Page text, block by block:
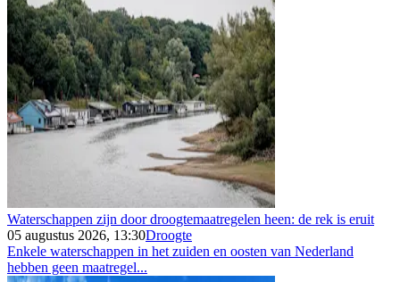
Waterschappen zijn door droogtemaatregelen heen: de rek is eruit
05 augustus 2026, 13:30Droogte
Enkele waterschappen in het zuiden en oosten van Nederland
hebben geen maatregel...